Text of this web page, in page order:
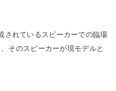
されているスピーカーでの臨場
そのスピーカーが現モデルと